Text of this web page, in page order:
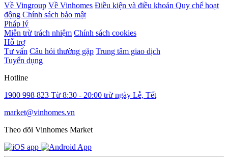
Về Vingroup Về Vinhomes Điều kiện và điều khoản Quy chế hoạt
động Chính sách bảo mật
Pháp lý
Miễn trừ trách nhiệm Chính sách cookies
Hỗ trợ
Tư vấn Câu hỏi thường gặp Trung tâm giao dịch
Tuyển dụng
Hotline
1900 998 823 Từ 8:30 - 20:00 trừ ngày Lễ, Tết
market@vinhomes.vn
Theo dõi Vinhomes Market